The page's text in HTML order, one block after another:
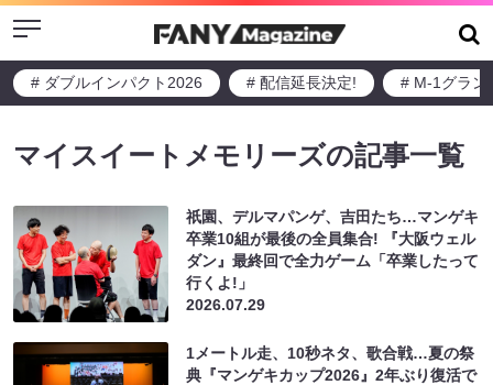
Menu
# ダブルインパクト2026 # 配信延長決定! # M-1グラン
マイスイートメモリーズの記事一覧
祇園、デルマパンゲ、吉田たち…マンゲキ
卒業10組が最後の全員集合! 『大阪ウェル
ダン』最終回で全力ゲーム「卒業したって
行くよ!」
2026.07.29
1メートル走、10秒ネタ、歌合戦…夏の祭
典『マンゲキカップ2026』2年ぶり復活で